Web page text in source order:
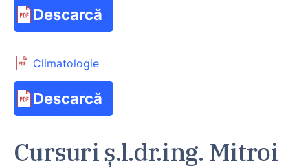
Descarcă
Climatologie
Descarcă
Cursuri ș.l.dr.ing. Mitroi